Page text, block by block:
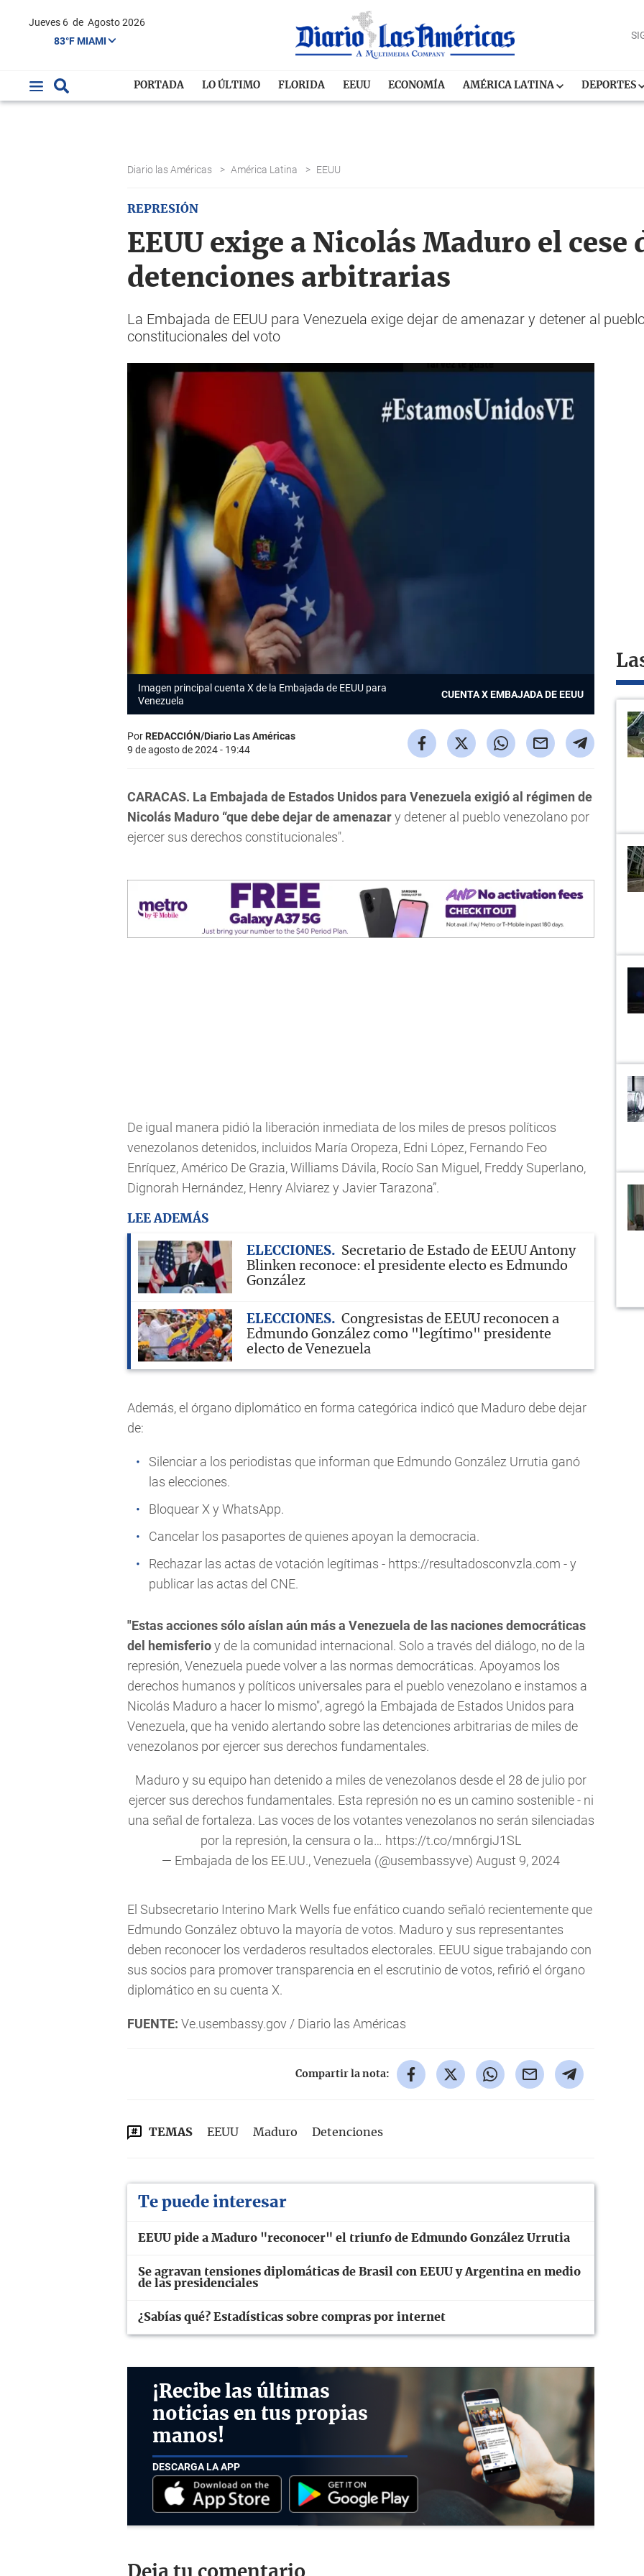
Jueves 6 de Agosto 2026
83°F MIAMI
PORTADA LO ÚLTIMO FLORIDA EEUU ECONOMÍA AMÉRICA LATINA DEPORTES
Diario las Américas > América Latina > EEUU
REPRESIÓN
EEUU exige a Nicolás Maduro el cese
detenciones arbitrarias
La Embajada de EEUU para Venezuela exige dejar de amenazar y detener al
constitucionales del voto
Imagen principal cuenta X de la Embajada de EEUU para
Venezuela
CUENTA X EMBAJADA DE EEUU
PorREDACCIÓN/Diario Las Américas
9 de agosto de 2024 - 19:44
CARACAS. La Embajada de Estados Unidos para Venezuela exigió al régimen de
Nicolás Maduro “que debe dejar de amenazary detener al pueblo venezolano por
ejercer sus derechos constitucionales".
De igual manera pidió la liberación inmediata de los miles de presos políticos
venezolanos detenidos, incluidos María Oropeza, Edni López, Fernando Feo
Enríquez, Américo De Grazia, Williams Dávila, Rocío San Miguel, Freddy Superlano,
Dignorah Hernández, Henry Alviarez y Javier Tarazona”.
LEE ADEMÁS
ELECCIONES
Secretario de Estado de EEUU Antony
Blinken reconoce: el presidente electo es Edmundo
González
ELECCIONES
Congresistas de EEUU reconocen a
Edmundo González como "legítimo" presidente
electo de Venezuela
Además, el órgano diplomático en forma categórica indicó que Maduro debe dejar
de:
Silenciar a los periodistas que informan que Edmundo González Urrutia ganó
las elecciones.
Bloquear X y WhatsApp.
Cancelar los pasaportes de quienes apoyan la democracia.
Rechazar las actas de votación legítimas - https://resultadosconvzla.com - y
publicar las actas del CNE.
"Estas acciones sólo aíslan aún más a Venezuela de las naciones democráticas
del hemisferioy de la comunidad internacional. Solo a través del diálogo, no de la
represión, Venezuela puede volver a las normas democráticas. Apoyamos los
derechos humanos y políticos universales para el pueblo venezolano e instamos a
Nicolás Maduro a hacer lo mismo", agregó la Embajada de Estados Unidos para
Venezuela, que ha venido alertando sobre las detenciones arbitrarias de miles de
venezolanos por ejercer sus derechos fundamentales.
Maduro y su equipo han detenido a miles de venezolanos desde el 28 de julio por
ejercer sus derechos fundamentales. Esta represión no es un camino sostenible - ni
una señal de fortaleza. Las voces de los votantes venezolanos no serán silenciadas
por la represión, la censura o la… https://t.co/mn6rgiJ1SL
— Embajada de los EE.UU., Venezuela (@usembassyve) August 9, 2024
El Subsecretario Interino Mark Wells fue enfático cuando señaló recientemente que
Edmundo González obtuvo la mayoría de votos. Maduro y sus representantes
deben reconocer los verdaderos resultados electorales. EEUU sigue trabajando con
sus socios para promover transparencia en el escrutinio de votos, refirió el órgano
diplomático en su cuenta X.
FUENTE: Ve.usembassy.gov / Diario las Américas
Compartir la nota:
TEMAS EEUU Maduro Detenciones
Te puede interesar
EEUU pide a Maduro "reconocer" el triunfo de Edmundo González Urrutia
Se agravan tensiones diplomáticas de Brasil con EEUU y Argentina en medio
de las presidenciales
¿Sabías qué? Estadísticas sobre compras por internet
¡Recibe las últimas
noticias en tus propias
manos!
DESCARGA LA APP